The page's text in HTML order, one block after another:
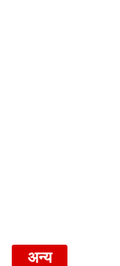
अन्य